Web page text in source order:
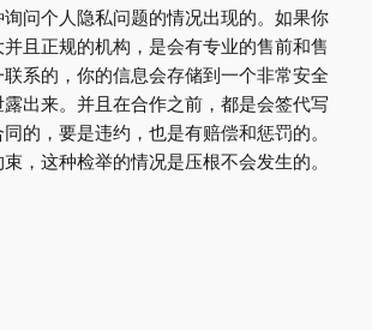
问个人隐私问题的情况出现的。如果你
且正规的机构，是会有专业的售前和售
系的，你的信息会存储到一个非常安全
出来。并且在合作之前，都是会签代写
的，要是违约，也是有赔偿和惩罚的。
，这种检举的情况是压根不会发生的。